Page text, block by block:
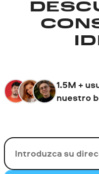
1.5M +
nuestro
Su correo